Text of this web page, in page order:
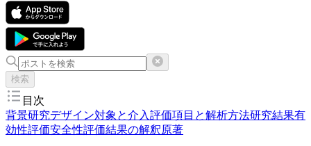
検索
目次
背景研究デザイン対象と介入評価項目と解析方法研究結果有
効性評価安全性評価結果の解釈原著